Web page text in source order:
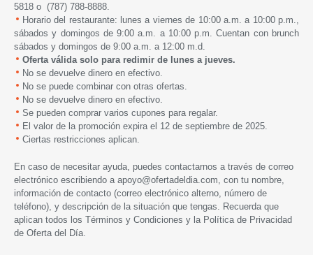
5818 o (787) 788-8888.
Horario del restaurante: lunes a viernes de 10:00 a.m. a 10:00 p.m.,
sábados y domingos de 9:00 a.m. a 10:00 p.m. Cuentan con brunch
sábados y domingos de 9:00 a.m. a 12:00 m.d.
Oferta válida solo para redimir de lunes a jueves.
No se devuelve dinero en efectivo.
No se puede combinar con otras ofertas.
No se devuelve dinero en efectivo.
Se pueden comprar varios cupones para regalar.
El valor de la promoción expira el 12 de septiembre de 2025.
Ciertas restricciones aplican.
En caso de necesitar ayuda, puedes contactarnos a través de correo
electrónico escribiendo a apoyo@ofertadeldia.com , con tu nombre,
información de contacto (correo electrónico alterno, número de
teléfono), y descripción de la situación que tengas. Recuerda que
aplican todos los Términos y Condiciones y la Política de Privacidad
de Oferta del Día.